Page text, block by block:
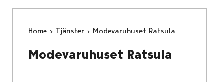
Home Tjänster Modevaruhuset Ratsula
Modevaruhuset Ratsula